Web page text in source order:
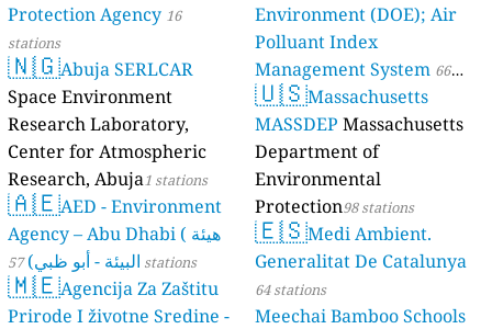
Protection Agency 16
stations
🇳🇬Abuja SERLCAR
Space Environment
Research Laboratory,
Center for Atmospheric
Research, Abuja1 stations
🇦🇪AED - Environment
Agency – Abu Dhabi ( هيئة
البيئة - أبو ظبي) 57 stations
🇲🇪Agencija Za Zaštitu
Prirode I životne Sredine -
Environment (DOE); Air
Polluant Index
Management System 66
stations
🇺🇸Massachusetts
MASSDEP Massachusetts
Department of
Environmental
Protection98 stations
🇪🇸Medi Ambient.
Generalitat De Catalunya
64 stations
Meechai Bamboo Schools